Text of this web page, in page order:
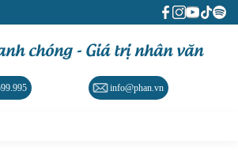
chóng - Giá trị nhân văn
info@phan.vn